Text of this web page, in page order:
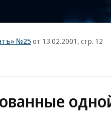
№25от 13.02.2001, стр. 12